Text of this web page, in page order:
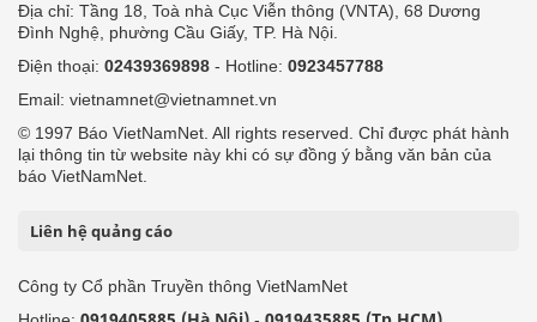
Địa chỉ: Tầng 18, Toà nhà Cục Viễn thông (VNTA), 68 Dương
Đình Nghệ, phường Cầu Giấy, TP. Hà Nội.
Điện thoại: 02439369898 - Hotline: 0923457788
Email: vietnamnet@vietnamnet.vn
© 1997 Báo VietNamNet. All rights reserved. Chỉ được phát hành
lại thông tin từ website này khi có sự đồng ý bằng văn bản của
báo VietNamNet.
Liên hệ quảng cáo
Công ty Cổ phần Truyền thông VietNamNet